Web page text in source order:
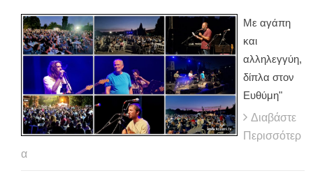
Με αγάπη
και
αλληλεγγύη,
δίπλα στον
Ευθύμη"
Διαβάστε
Περισσότερ
α